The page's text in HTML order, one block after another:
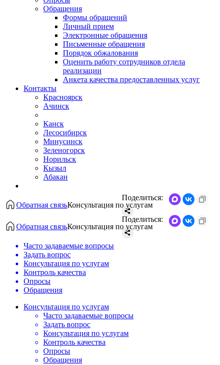
Обращения
Формы обращений
Личный прием
Электронные обращения
Письменные обращения
Порядок обжалования
Оценить работу сотрудников отдела
реализации
Анкета качества предоставленных услуг
Контакты
Красноярск
Ачинск
Канск
Лесосибирск
Минусинск
Зеленогорск
Норильск
Кызыл
Абакан
Обратная связьКонсультация по услугам
Поделиться:
Обратная связьКонсультация по услугам
Поделиться:
Часто задаваемые вопросы
Задать вопрос
Консультация по услугам
Контроль качества
Опросы
Обращения
Консультация по услугам
Часто задаваемые вопросы
Задать вопрос
Консультация по услугам
Контроль качества
Опросы
Обращения